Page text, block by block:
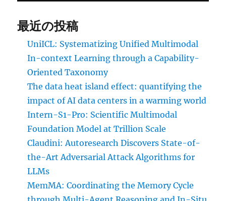
最近の投稿
UniICL: Systematizing Unified Multimodal
In-context Learning through a Capability-
Oriented Taxonomy
The data heat island effect: quantifying the
impact of AI data centers in a warming world
Intern-S1-Pro: Scientific Multimodal
Foundation Model at Trillion Scale
Claudini: Autoresearch Discovers State-of-
the-Art Adversarial Attack Algorithms for
LLMs
MemMA: Coordinating the Memory Cycle